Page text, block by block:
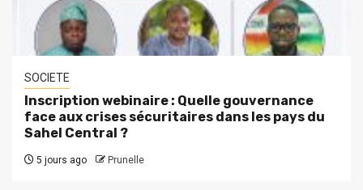
SOCIETE
Inscription webinaire : Quelle gouvernance
face aux crises sécuritaires dans les pays du
Sahel Central ?
5 jours ago Prunelle